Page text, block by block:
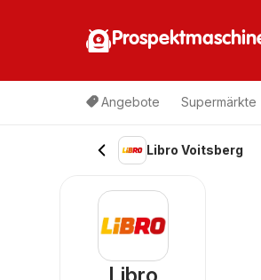
Angebote Supermärkte
Libro Voitsberg